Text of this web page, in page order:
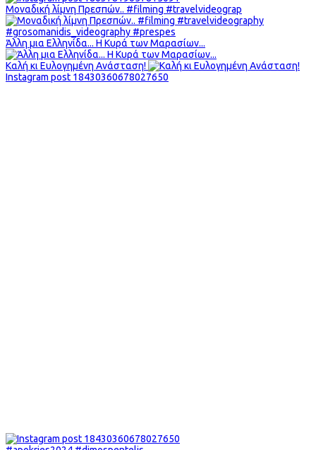
Μοναδική λίμνη Πρεσπών.. #filming #travelvideograp
Άλλη μια Ελληνίδα... Η Κυρά των Μαρασίων...
Καλή κι Ευλογημένη Ανάσταση!
Instagram post 18430360678027650